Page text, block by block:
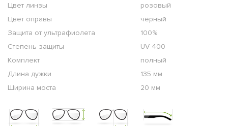
Цвет линзы
розовый
Цвет оправы
чёрный
Защита от ультрафиолета
100%
Степень защиты
UV 400
Комплект
полный
Длина дужки
135 мм
Ширина моста
20 мм